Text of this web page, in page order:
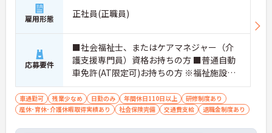
雇用形態 正社員(正職員)
応募要件
■社会福祉士、またはケアマネジャー（介
護支援専門員）資格お持ちの方 ■普通自動
車免許(AT限定可)お持ちの方 ※福祉施設等
での相談業務経験者 ※パソコン操作可能な
方(ワード・エクセル・専用ソフト)
車通勤可 残業少なめ 日勤のみ 年間休日110日以上
研修制度あり
産休･育休･介護休暇取得実績あり
社会保険完備 交通費支給 退職金制度あり